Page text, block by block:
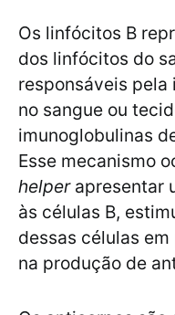
Os linfócitos B
dos linfócitos do
responsáveis pela
no sangue ou
imunoglobulinas
Esse mecanismo
helperapresentar
às células B,
dessas células
na produção de